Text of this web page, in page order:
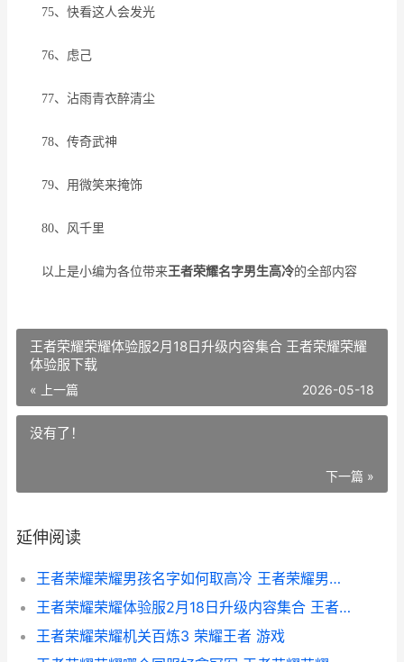
75、快看这人会发光
76、虑己
77、沾雨青衣醉清尘
78、传奇武神
79、用微笑来掩饰
80、风千里
以上是小编为各位带来王者荣耀名字男生高冷的全部内容
王者荣耀荣耀体验服2月18日升级内容集合 王者荣耀荣耀
体验服下载
« 上一篇 2026-05-18
没有了！
下一篇 »
延伸阅读
王者荣耀荣耀男孩名字如何取高冷 王者荣耀男英雄哔哩哔哩
王者荣耀荣耀体验服2月18日升级内容集合 王者荣耀荣耀体验服下载
王者荣耀荣耀机关百炼3 荣耀王者 游戏